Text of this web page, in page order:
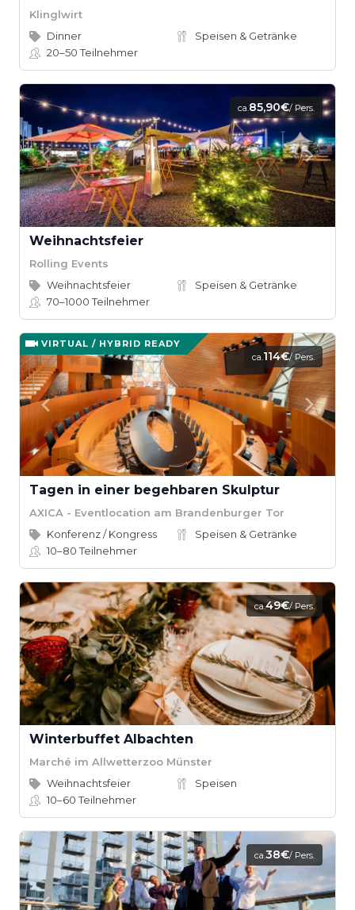
Klinglwirt
Dinner
Speisen & Getränke
20–50Teilnehmer
ca.85,90€/ Pers.
Weihnachtsfeier
Rolling Events
Weihnachtsfeier
Speisen & Getränke
70–1000Teilnehmer
VIRTUAL / HYBRID READY
ca.114€/ Pers.
Tagen in einer begehbaren Skulptur
AXICA - Eventlocation am Brandenburger Tor
Konferenz / Kongress
Speisen & Getränke
10–80Teilnehmer
ca.49€/ Pers.
Winterbuffet Albachten
Marché im Allwetterzoo Münster
Weihnachtsfeier
Speisen
10–60Teilnehmer
ca.38€/ Pers.